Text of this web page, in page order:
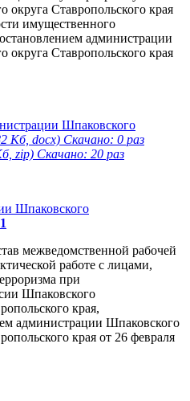
Ставропольского края
имущественного
администрации
Ставропольского края
Шпаковского
Кб, docx) Скачано: 0 раз
zip) Скачано: 20 раз
Шпаковского
межведомственной рабочей
работе с лицами,
при
Шпаковского
края,
администрации Шпаковского
края от 26 февраля